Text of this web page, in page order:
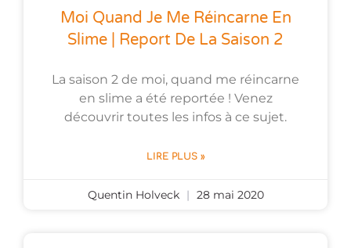
Moi Quand Je Me Réincarne En
Slime | Report De La Saison 2
La saison 2 de moi, quand me réincarne
en slime a été reportée ! Venez
découvrir toutes les infos à ce sujet.
LIRE PLUS »
Quentin Holveck 28 mai 2020